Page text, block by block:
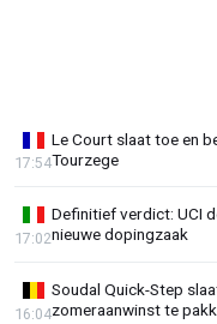
Le Court slaat toe en
Tourzege
17:54
Definitief verdict: UCI
nieuwe dopingzaak
17:02
Soudal Quick-Step
zomeraanwinst te
16:04